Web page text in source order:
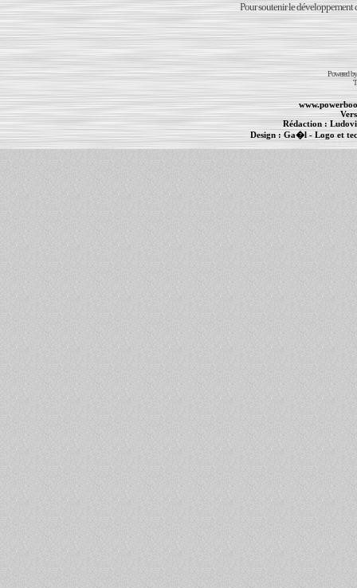
Pour soutenir le développement
Powered
Rédaction :
Design : Ga�l- Logo et